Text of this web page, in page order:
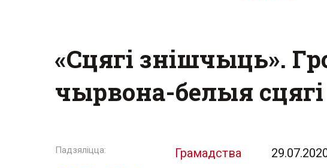
«Сцягі знішчыць».
чырвона-белыя
Грамадства